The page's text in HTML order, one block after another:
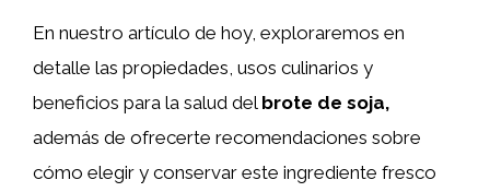
En nuestro artículo de hoy, exploraremos en
detalle las propiedades, usos culinarios y
beneficios para la salud del brote de soja,
además de ofrecerte recomendaciones sobre
cómo elegir y conservar este ingrediente fresco